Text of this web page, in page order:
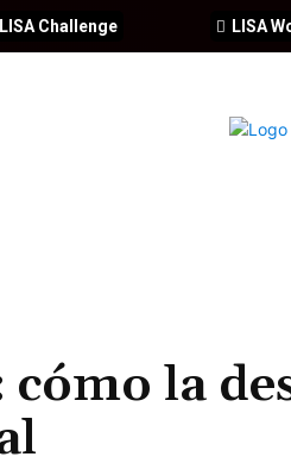
LISA
LISA Challenge
la